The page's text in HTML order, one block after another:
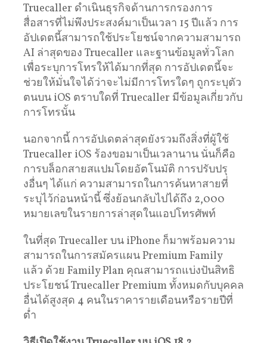
Truecaller ดำเนินธุรกิจด้านการกรองการ
สื่อสารที่ไม่พึงประสงค์มาเป็นเวลา 15 ปีแล้ว การ
อัปเดตนี้สามารถใช้ประโยชน์จากความสามารถ
AI ล่าสุดของ Truecaller และฐานข้อมูลทั่วโลก
เพื่อระบุการโทรให้ได้มากที่สุด การอัปเดตนี้จะ
ช่วยให้มั่นใจได้ว่าจะไม่มีการโทรใดๆ ถูกระบุตัว
ตนบน iOS ตราบใดที่ Truecaller มีข้อมูลเกี่ยวกับ
การโทรนั้น
นอกจากนี้ การอัปเดตล่าสุดยังรวมถึงสิ่งที่ผู้ใช้
Truecaller iOS ร้องขอมาเป็นเวลานาน นั่นก็คือ
การบล็อกสายสแปมโดยอัตโนมัติ การปรับปรุ
งอื่นๆ ได้แก่ ความสามารถในการค้นหาสายที่
ระบุไว้ก่อนหน้านี้ ซึ่งย้อนกลับไปได้ถึง 2,000
หมายเลขในรายการล่าสุดในแอปโทรศัพท์
ในที่สุด Truecaller บน iPhone ก็มาพร้อมความ
สามารถในการสมัครแผน Premium Family
แล้ว ด้วย Family Plan คุณสามารถแบ่งปันสิทธิ
ประโยชน์ Truecaller Premium ทั้งหมดกับบุคคล
อื่นได้สูงสุด 4 คนในราคารายเดือนหรือรายปีที่
ต่ำ